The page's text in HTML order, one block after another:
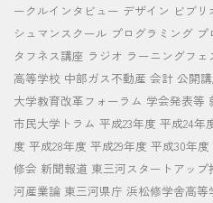
ークルインタビュー デザイン ビブ
シュマンスクール プログラミング プ
タフネス講座 ラジオ ラーニングフェ
高等学校 中部ガス不動産 会計 公開
大学教育改革フォーラム 学会発表等
市民大学トラム 平成23年度 平成24年
度 平成28年度 平成29年度 平成30年度
修会 新聞報道 東三河スタートアップ
河産業論 東三河県庁 浜松修学舎高等